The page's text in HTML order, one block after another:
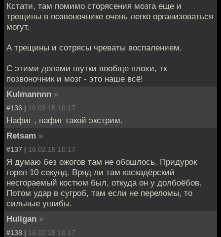
Кстати, там помимо сторясения мозга еще и
трещины в позвоночнике очень легко организоваться
могут.
А трещины и сотрясы чреваты воспалением.
С этими делами шутки вообще плохи, тк
позвоночник и мозг - это наше всё!
Kulmannnn »
#136 | 16.02.15 10:17
Нафиг , нафиг такой экстрим.
Retsam »
#137 | 16.02.15 10:17
Я думаю без ожогов там не обошлось. Придурок
горел 10 секунд. Вряд ли там каскадёрский
несгораемый костюм был, откуда он у долбоёбов.
Потом удар в сугроб, там если не переломы, то
сильные ушибы.
Huligan »
#138 | 16.02.15 10:17